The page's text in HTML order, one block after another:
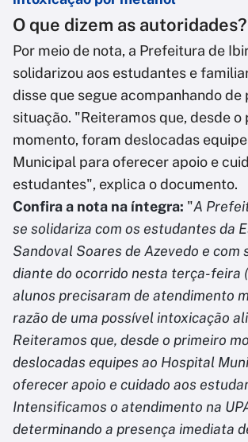
O que dizem as autoridades?
Por meio de nota, a Prefeitura de
solidarizou aos estudantes e
disse que segue acompanhando de
situação. "Reiteramos que, desde o
momento, foram deslocadas
Municipal para oferecer apoio e
estudantes", explica o documento.
Confira a nota na íntegra: "A
se solidariza com os estudantes da
Sandoval Soares de Azevedo e com
diante do ocorrido nesta terça-feira
alunos precisaram de atendimento
razão de uma possível intoxicação
Reiteramos que, desde o primeiro
deslocadas equipes ao Hospital
oferecer apoio e cuidado aos
Intensificamos o atendimento na
determinando a presença imediata